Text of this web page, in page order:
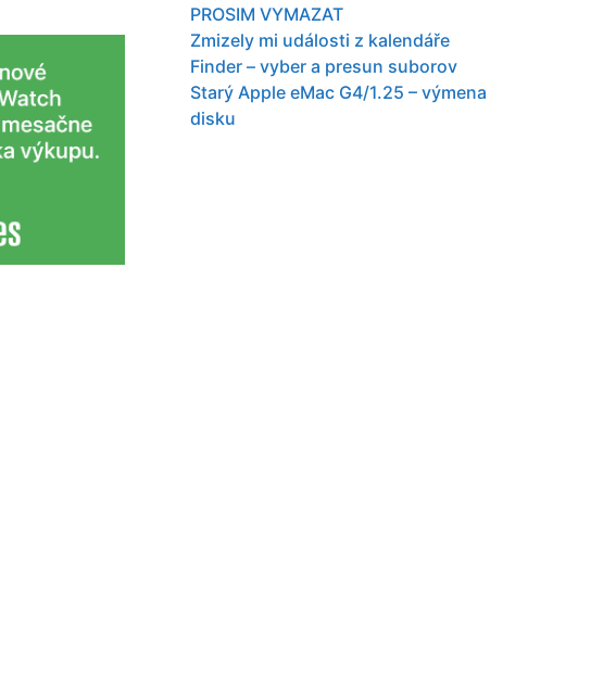
PROSIM VYMAZAT
Zmizely mi události z kalendáře
Finder – vyber a presun suborov
Starý Apple eMac G4/1.25 – výmena
disku